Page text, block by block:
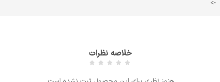
->
خلاصه نظرات